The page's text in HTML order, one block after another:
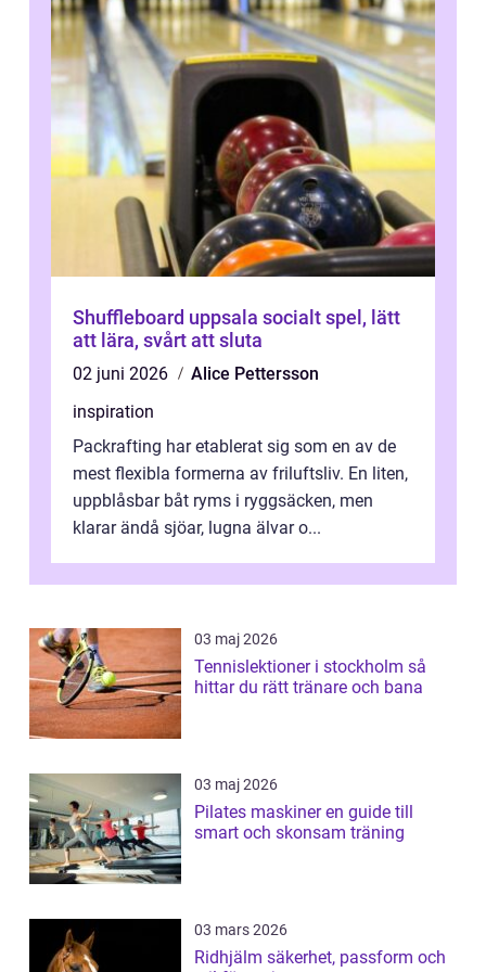
Shuffleboard uppsala socialt spel, lätt
att lära, svårt att sluta
02 juni 2026
Alice Pettersson
inspiration
Packrafting har etablerat sig som en av de
mest flexibla formerna av friluftsliv. En liten,
uppblåsbar båt ryms i ryggsäcken, men
klarar ändå sjöar, lugna älvar o...
03 maj 2026
Tennislektioner i stockholm så
hittar du rätt tränare och bana
03 maj 2026
Pilates maskiner en guide till
smart och skonsam träning
03 mars 2026
Ridhjälm säkerhet, passform och